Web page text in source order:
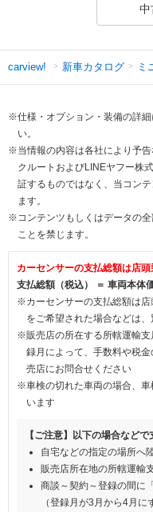
中
carview! 新車カタログ ミ
※仕様・オプション・装備の詳
い。
※当情報の内容は各社により予
クルートおよびLINEヤフー株
証するものではなく、当コン
ます。
※コンテンツもしくはデータの
ことを禁じます。
カーセンサーの支払総額は店
支払総額（税込） ＝ 車両本体
※カーセンサーの支払総額は
をご希望された場合などは
※販売店の所在する所轄運輸
録月によって、手数料や税
売店にお問合せください
※車検の切れた車両の場合、車
います
【ご注意】以下の場合など
自宅などの指定の場所へ
販売店所在地の所轄運輸
商談～契約～登録の間に
（登録月が3月から4月